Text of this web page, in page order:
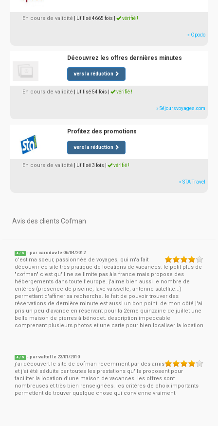
En cours de validité | Utilisé 4665 fois vérifié !
» Opodo
Découvrez les offres dernières minutes
vers la réduction
En cours de validité | Utilisé 54 fois vérifié !
» Séjoursvoyages.com
Profitez des promotions
vers la réduction
En cours de validité | Utilisé 3 fois vérifié !
» STA Travel
Avis des clients Cofman
4 / 5 - parcarodav le 06/04/2012
c'est ma soeur, passionnée de voyages, qui m'a fait
découvrir ce site très pratique de locations de vacances. le petit plus de
"cofman" c'est qu'il ne se limite pas àla france mais propose des
hébergements dans toute l'europe. j'aime bien aussi le nombre de
critères (présence de piscine, lave-vaisselle, antenne satellite...)
permettant d'affiner sa recherche. le fait de pouvoir trouver des
réservations de dernière minute est aussi un bon point. de mon côté j'ai
pris un peu d'avance en réservant pour la 2ème quinzaine de juillet une
belle maison de pierres à bénodet. description impeccable
comprenant plusieurs photos et une carte pour bien localiser la location
4 / 5 - parvaltofle 23/01/2010
j'ai découvert le site de cofman récemment par des amis
et j'ai été séduite par toutes les prestations qu'ils proposent pour
faciliter la location d'une maison de vacances. les offres sont
nombreuses et très bien renseignées. les critères de choix importants
permettent de trouver quelque chose qui convienne vraiment.